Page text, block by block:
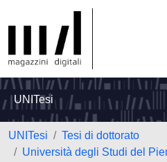
UNITesi
UNITesi
Tesi di dottorato
Università degli Studi del